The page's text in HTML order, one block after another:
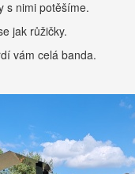
s nimi potěšíme.
jak růžičky.
vám celá banda.